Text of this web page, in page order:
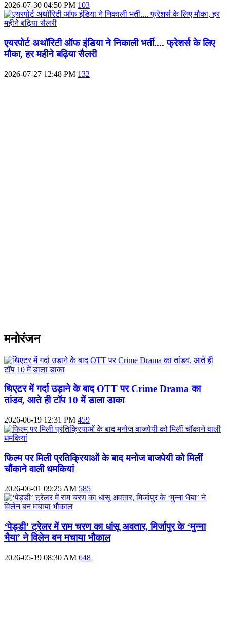
2026-07-30 04:50 PM 103
एयरपोर्ट अथॉरिटी ऑफ इंडिया ने निकाली भर्ती.... फ्रेशर्स के लिए
मौका, हर महीने बढ़िया सैलरी
2026-07-27 12:48 PM 132
मनोरंजन
थिएटर में गर्दा उड़ाने के बाद OTT पर Crime Drama का
तांडव, आते ही टॉप 10 में डाला डाका
2026-06-19 12:31 PM 459
फिल्म पर मिली प्रतिक्रियाओं के बाद मनोज बाजपेयी को मिलीं
चौंकाने वाली धमकियां
2026-06-01 09:25 AM 585
‘पेड्डी’ ट्रेलर में राम चरण का धांसू अवतार, मिर्जापुर के ‘मुन्ना
भैया’ ने विलेन बन मचाया भौकाल
2026-05-19 08:30 AM 648